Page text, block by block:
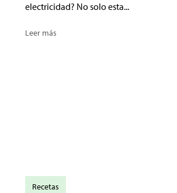
electricidad? No solo esta...
Leer más
Recetas